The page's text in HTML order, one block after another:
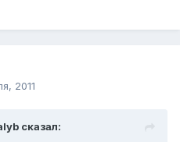
2011
сказал: